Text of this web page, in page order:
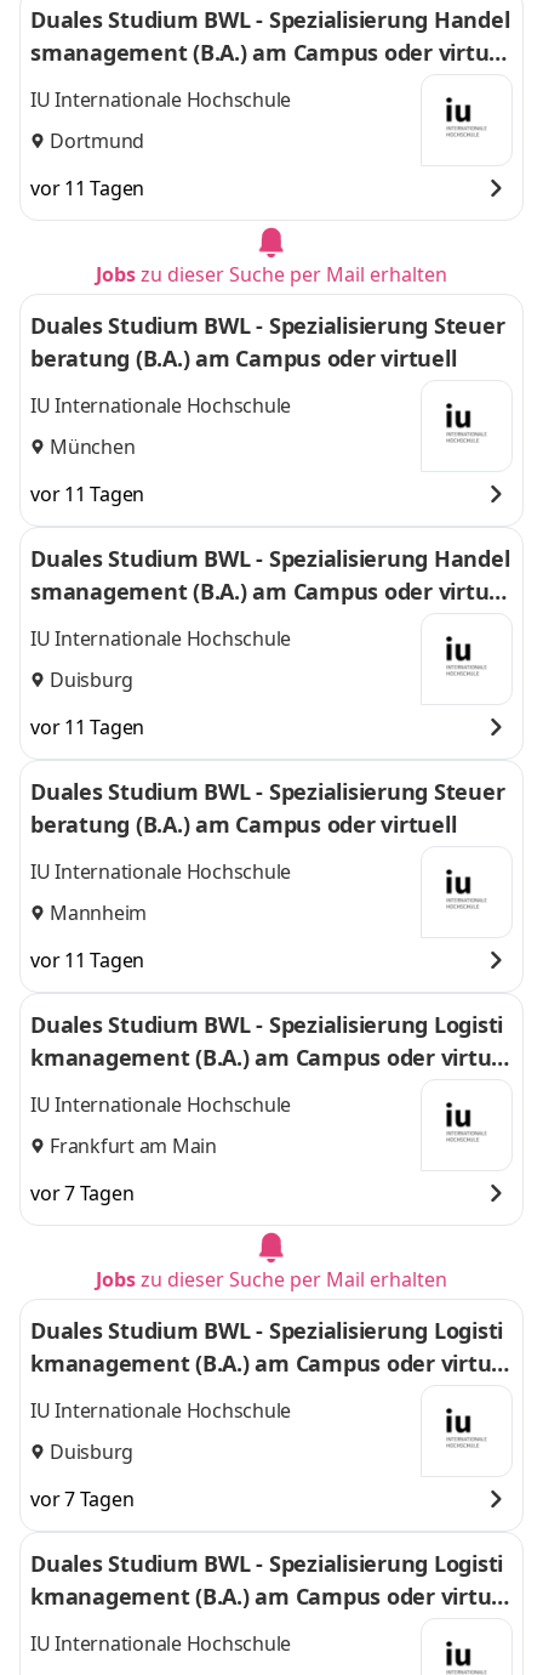
Duales Studium BWL - Spezialisierung Handel
smanagement (B.A.) am Campus oder virtuel
l
IU Internationale Hochschule
Dortmund
vor 11 Tagen
Jobszu dieser Suche per Mail erhalten
Duales Studium BWL - Spezialisierung Steuer
beratung (B.A.) am Campus oder virtuell
IU Internationale Hochschule
München
vor 11 Tagen
Duales Studium BWL - Spezialisierung Handel
smanagement (B.A.) am Campus oder virtuel
l
IU Internationale Hochschule
Duisburg
vor 11 Tagen
Duales Studium BWL - Spezialisierung Steuer
beratung (B.A.) am Campus oder virtuell
IU Internationale Hochschule
Mannheim
vor 11 Tagen
Duales Studium BWL - Spezialisierung Logisti
kmanagement (B.A.) am Campus oder virtuel
l
IU Internationale Hochschule
Frankfurt am Main
vor 7 Tagen
Jobszu dieser Suche per Mail erhalten
Duales Studium BWL - Spezialisierung Logisti
kmanagement (B.A.) am Campus oder virtuel
l
IU Internationale Hochschule
Duisburg
vor 7 Tagen
Duales Studium BWL - Spezialisierung Logisti
kmanagement (B.A.) am Campus oder virtuel
l
IU Internationale Hochschule